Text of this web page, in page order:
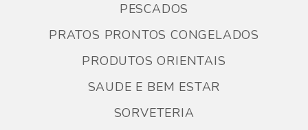
PESCADOS
PRATOS PRONTOS CONGELADOS
PRODUTOS ORIENTAIS
SAUDE E BEM ESTAR
SORVETERIA